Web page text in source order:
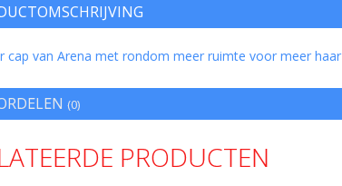
cap van Arena met rondom meer ruimte voor meer haar
(0)
PRODUCTEN